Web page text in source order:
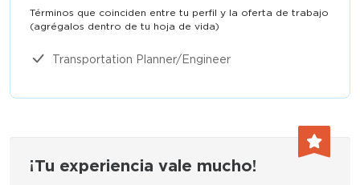
Términos que coinciden entre tu perfil y la oferta de trabajo
(agrégalos dentro de tu hoja de vida)​
Transportation Planner/Engineer
¡Tu experiencia vale mucho!